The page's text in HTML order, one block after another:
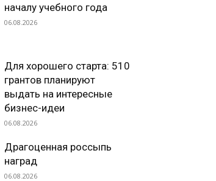
началу учебного года
06.08.2026
Для хорошего старта: 510
грантов планируют
выдать на интересные
бизнес-идеи
06.08.2026
Драгоценная россыпь
наград
06.08.2026